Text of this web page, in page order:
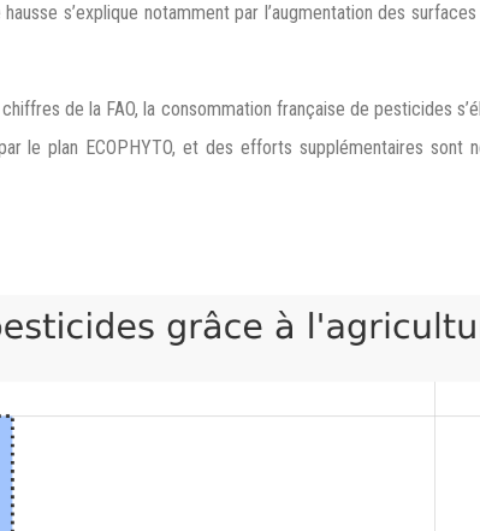
s’explique notamment par l’augmentation des
de la FAO, la consommation française de pesticides
plan ECOPHYTO, et des efforts supplémentaires sont